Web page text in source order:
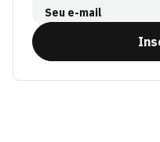
Seu e-mail